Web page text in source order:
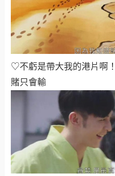
♡不虧是帶大我的港片啊
賭只會輸